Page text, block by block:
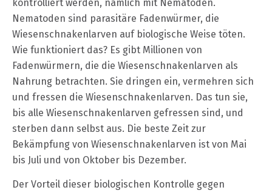
kontrolliert werden, nämlich mit Nematoden.
Nematoden sind parasitäre Fadenwürmer, die
Wiesenschnakenlarven auf biologische Weise töten.
Wie funktioniert das? Es gibt Millionen von
Fadenwürmern, die die Wiesenschnakenlarven als
Nahrung betrachten. Sie dringen ein, vermehren sich
und fressen die Wiesenschnakenlarven. Das tun sie,
bis alle Wiesenschnakenlarven gefressen sind, und
sterben dann selbst aus. Die beste Zeit zur
Bekämpfung von Wiesenschnakenlarven ist von Mai
bis Juli und von Oktober bis Dezember.
Der Vorteil dieser biologischen Kontrolle gegen